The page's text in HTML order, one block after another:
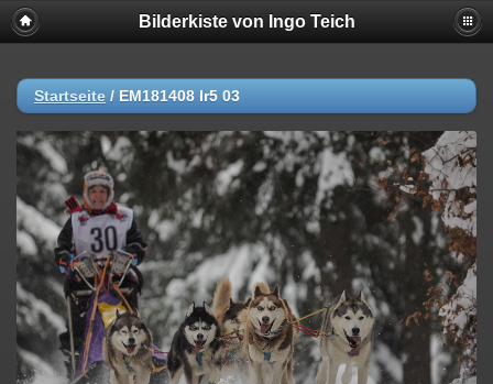
Bilderkiste von Ingo Teich
Startseite / EM181408 lr5 03